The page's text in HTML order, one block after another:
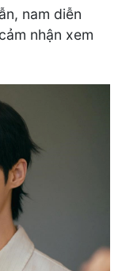
nam diễn
nhận xem